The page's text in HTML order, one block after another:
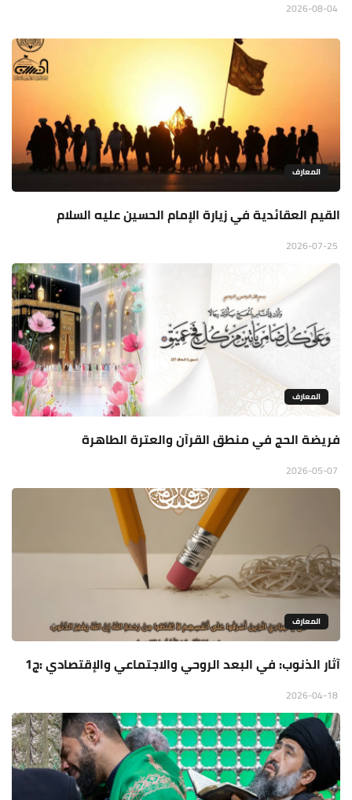
المعارف
القيم العقائدية في زيارة الإمام الحسين عليه السلام
المعارف
فريضة الحج في منطق القرآن والعترة الطاهرة
المعارف
آثار الذنوب: في البعد الروحي والاجتماعي والإقتصادي :ج1